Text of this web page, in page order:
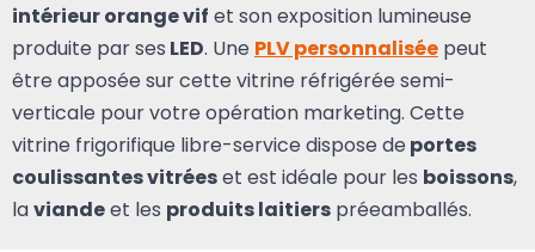
intérieur orange vif et son exposition lumineuse
produite par ses LED. Une PLV personnalisée peut
être apposée sur cette vitrine réfrigérée semi-
verticale pour votre opération marketing. Cette
vitrine frigorifique libre-service dispose de portes
coulissantes vitréeset est idéale pour les boissons,
laviandeet les produits laitiers préeamballés.